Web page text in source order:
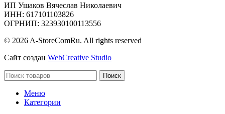
ИП Ушаков Вячеслав Николаевич
ИНН: 617101103826
ОГРНИП: 323930100113556
© 2026 A-StoreComRu. All rights reserved
Сайт создан WebCreative Studio
Поиск
Меню
Категории